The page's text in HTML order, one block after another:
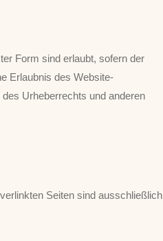
Form sind erlaubt, sofern der
Erlaubnis des Website-
Urheberrechts und anderen
Seiten sind ausschließlich